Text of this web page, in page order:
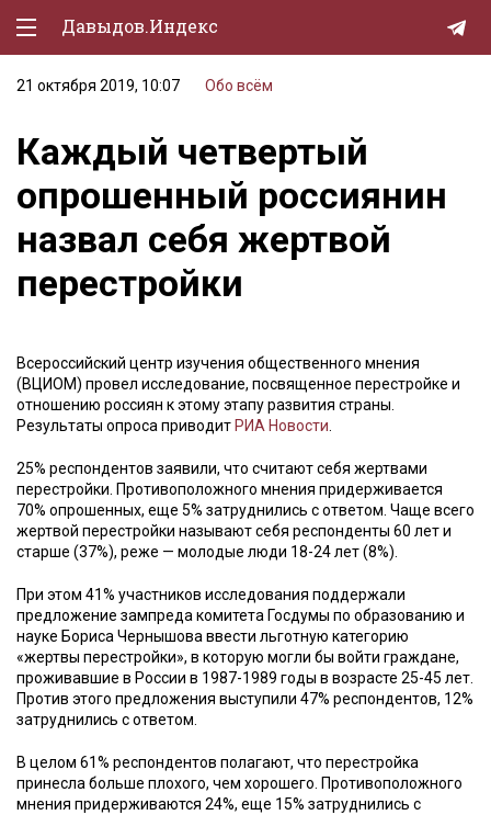
Давыдов.Индекс
Политическая жизнь
Экономика
Природа
Образование
Спорт
Lifestyle
Мурзилка
21 октября 2019, 10:07 Обо всём
Каждый четвертый
опрошенный россиянин
назвал себя жертвой
перестройки
Всероссийский центр изучения общественного мнения
(ВЦИОМ) провел исследование, посвященное перестройке и
отношению россиян к этому этапу развития страны.
Результаты опроса приводит РИА Новости
25% респондентов заявили, что считают себя жертвами
перестройки. Противоположного мнения придерживается
70% опрошенных, еще 5% затруднились с ответом. Чаще всего
жертвой перестройки называют себя респонденты 60 лет и
старше (37%), реже — молодые люди 18-24 лет (8%).
При этом 41% участников исследования поддержали
предложение зампреда комитета Госдумы по образованию и
науке Бориса Чернышова ввести льготную категорию
«жертвы перестройки», в которую могли бы войти граждане,
проживавшие в России в 1987-1989 годы в возрасте 25-45 лет.
Против этого предложения выступили 47% респондентов, 12%
затруднились с ответом.
В целом 61% респондентов полагают, что перестройка
принесла больше плохого, чем хорошего. Противоположного
мнения придерживаются 24%, еще 15% затруднились с